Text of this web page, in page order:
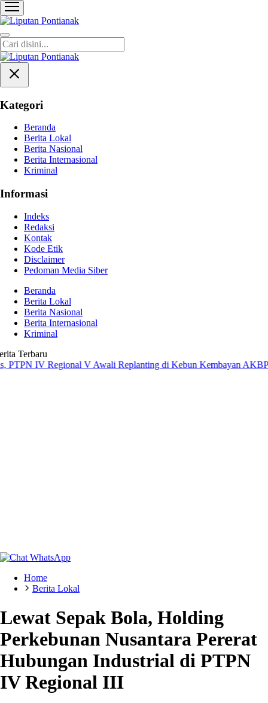
Liputan Pontianak
Berita Terkini dan TerUpdate
Kategori
Beranda
Berita Lokal
Berita Nasional
Berita Internasional
Kriminal
Informasi
Indeks
Redaksi
Kontak
Kode Etik
Disclaimer
Pedoman Media Siber
Beranda
Berita Lokal
Berita Nasional
Berita Internasional
Kriminal
Terbaru
Regional V Awali Replanting di Kebun KembayanAKBP Rensa S.
Home
Berita Lokal
Lewat Sepak Bola, Holding
Perkebunan Nusantara Pererat
Hubungan Industrial di PTPN
IV Regional III